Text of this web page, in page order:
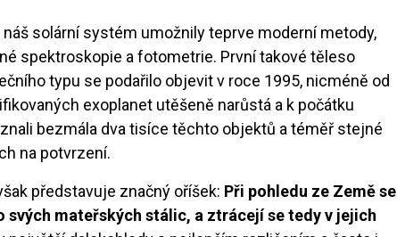
solární systém umožnily teprve moderní metody,
spektroskopie a fotometrie. První takové těleso
typu se podařilo objevit v roce 1995, nicméně od
exoplanet utěšeně narůstá a k počátku
bezmála dva tisíce těchto objektů a téměř stejné
na potvrzení.
představuje značný oříšek: Při pohledu ze Země se
mateřských stálic, a ztrácejí se tedy v jejich